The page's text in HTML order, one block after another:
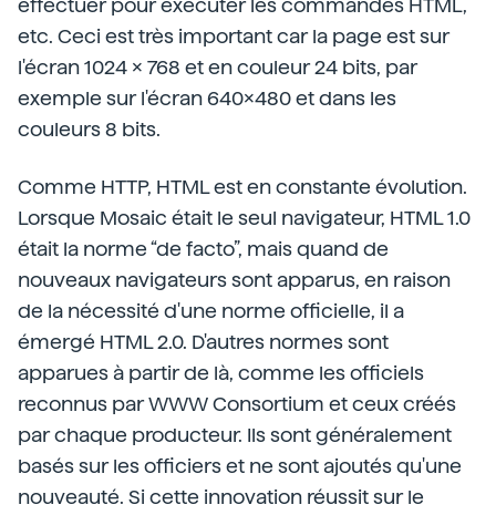
effectuer pour exécuter les commandes HTML,
etc. Ceci est très important car la page est sur
l'écran 1024 x 768 et en couleur 24 bits, par
exemple sur l'écran 640x480 et dans les
couleurs 8 bits.
Comme HTTP, HTML est en constante évolution.
Lorsque Mosaic était le seul navigateur, HTML 1.0
était la norme “de facto”, mais quand de
nouveaux navigateurs sont apparus, en raison
de la nécessité d'une norme officielle, il a
émergé HTML 2.0. D'autres normes sont
apparues à partir de là, comme les officiels
reconnus par WWW Consortium et ceux créés
par chaque producteur. Ils sont généralement
basés sur les officiers et ne sont ajoutés qu'une
nouveauté. Si cette innovation réussit sur le